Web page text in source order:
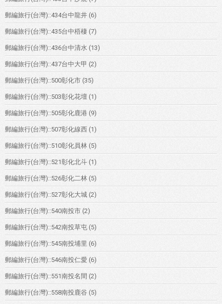
郵編旅行(台灣)::434台中龍井 (6)
郵編旅行(台灣)::435台中梧棲 (7)
郵編旅行(台灣)::436台中清水 (13)
郵編旅行(台灣)::437台中大甲 (2)
郵編旅行(台灣)::500彰化市 (35)
郵編旅行(台灣)::503彰化花壇 (1)
郵編旅行(台灣)::505彰化鹿港 (9)
郵編旅行(台灣)::507彰化線西 (1)
郵編旅行(台灣)::510彰化員林 (5)
郵編旅行(台灣)::521彰化北斗 (1)
郵編旅行(台灣)::526彰化二林 (5)
郵編旅行(台灣)::527彰化大城 (2)
郵編旅行(台灣)::540南投市 (2)
郵編旅行(台灣)::542南投草屯 (5)
郵編旅行(台灣)::545南投埔里 (6)
郵編旅行(台灣)::546南投仁愛 (6)
郵編旅行(台灣)::551南投名間 (2)
郵編旅行(台灣)::558南投鹿谷 (5)